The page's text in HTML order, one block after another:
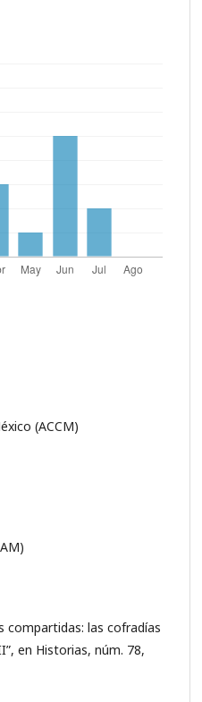
(ACCM)
compartidas: las cofradías
en Historias, núm. 78,